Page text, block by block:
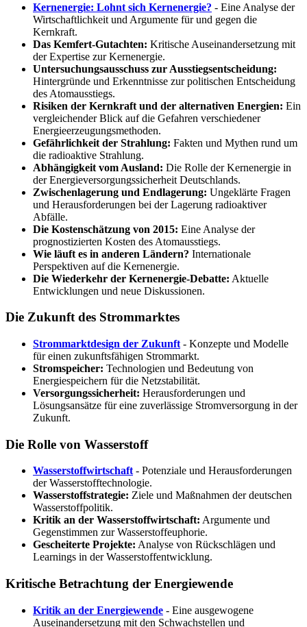
Kernenergie: Lohnt sich Kernenergie? - Eine Analyse der
Wirtschaftlichkeit und Argumente für und gegen die
Kernkraft.
Das Kemfert-Gutachten: Kritische Auseinandersetzung mit
der Expertise zur Kernenergie.
Untersuchungsausschuss zur Ausstiegsentscheidung:
Hintergründe und Erkenntnisse zur politischen Entscheidung
des Atomausstiegs.
Risiken der Kernkraft und der alternativen Energien: Ein
vergleichender Blick auf die Gefahren verschiedener
Energieerzeugungsmethoden.
Gefährlichkeit der Strahlung: Fakten und Mythen rund um
die radioaktive Strahlung.
Abhängigkeit vom Ausland: Die Rolle der Kernenergie in
der Energieversorgungssicherheit Deutschlands.
Zwischenlagerung und Endlagerung: Ungeklärte Fragen
und Herausforderungen bei der Lagerung radioaktiver
Abfälle.
Die Kostenschätzung von 2015: Eine Analyse der
prognostizierten Kosten des Atomausstiegs.
Wie läuft es in anderen Ländern? Internationale
Perspektiven auf die Kernenergie.
Die Wiederkehr der Kernenergie-Debatte: Aktuelle
Entwicklungen und neue Diskussionen.
Die Zukunft des Strommarktes
Strommarktdesign der Zukunft - Konzepte und Modelle
für einen zukunftsfähigen Strommarkt.
Stromspeicher: Technologien und Bedeutung von
Energiespeichern für die Netzstabilität.
Versorgungssicherheit: Herausforderungen und
Lösungsansätze für eine zuverlässige Stromversorgung in der
Zukunft.
Die Rolle von Wasserstoff
Wasserstoffwirtschaft - Potenziale und Herausforderungen
der Wasserstofftechnologie.
Wasserstoffstrategie: Ziele und Maßnahmen der deutschen
Wasserstoffpolitik.
Kritik an der Wasserstoffwirtschaft: Argumente und
Gegenstimmen zur Wasserstoffeuphorie.
Gescheiterte Projekte: Analyse von Rückschlägen und
Learnings in der Wasserstoffentwicklung.
Kritische Betrachtung der Energiewende
Kritik an der Energiewende - Eine ausgewogene
Auseinandersetzung mit den Schwachstellen und